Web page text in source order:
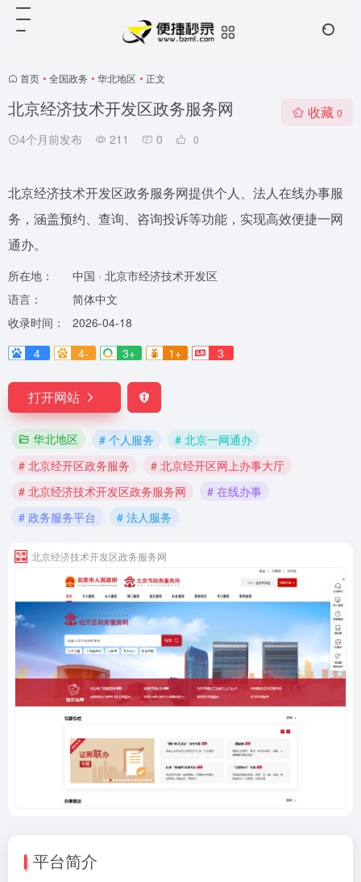
首页 • 全国政务 • 华北地区 • 正文
北京经济技术开发区政务服务网
4个月前发布 211 0 0
收藏 0
北京经济技术开发区政务服务网提供个人、法人在线办事服
务，涵盖预约、查询、咨询投诉等功能，实现高效便捷一网
通办。
所在地：
中国 · 北京市经济技术开发区
语言：
简体中文
收录时间：
2026-04-18
4
4- 3+ 1+ 3
打开网站
华北地区 # 个人服务
# 北京一网通办
# 北京经开区政务服务
# 北京经开区网上办事大厅
# 北京经济技术开发区政务服务网
# 在线办事
# 政务服务平台
# 法人服务
北京经济技术开发区政务服务网
平台简介